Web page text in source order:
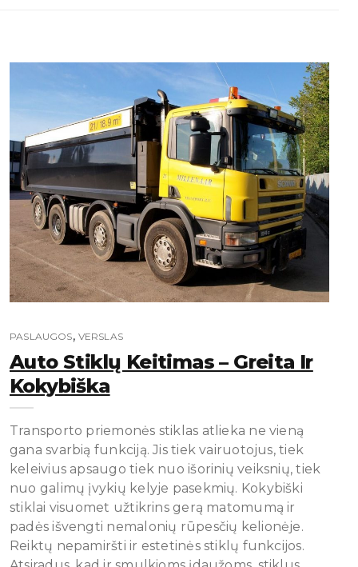
PASLAUGOS, VERSLAS
Auto Stiklų Keitimas – Greita Ir
Kokybiška
Transporto priemonės stiklas atlieka ne vieną
gana svarbią funkciją. Jis tiek vairuotojus, tiek
keleivius apsaugo tiek nuo išorinių veiksnių, tiek
nuo galimų įvykių kelyje pasekmių. Kokybiški
stiklai visuomet užtikrins gerą matomumą ir
padės išvengti nemalonių rūpesčių kelionėje.
Reiktų nepamiršti ir estetinės stiklų funkcijos.